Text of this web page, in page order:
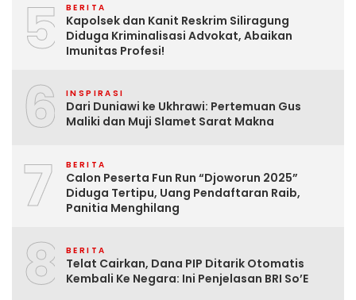
5 BERITA
Kapolsek dan Kanit Reskrim Siliragung
Diduga Kriminalisasi Advokat, Abaikan
Imunitas Profesi!
6 INSPIRASI
Dari Duniawi ke Ukhrawi: Pertemuan Gus
Maliki dan Muji Slamet Sarat Makna
7 BERITA
Calon Peserta Fun Run “Djoworun 2025”
Diduga Tertipu, Uang Pendaftaran Raib,
Panitia Menghilang
8 BERITA
Telat Cairkan, Dana PIP Ditarik Otomatis
Kembali Ke Negara: Ini Penjelasan BRI So’E